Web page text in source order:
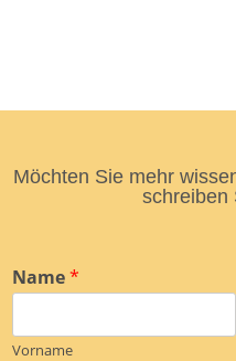
Möchten Sie mehr
schreiben
Name*
Vorname